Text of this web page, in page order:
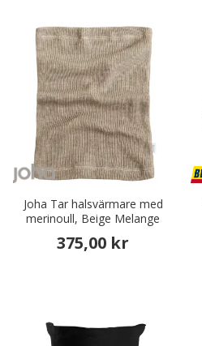
Joha Tar halsvärmare med
merinoull, Beige Melange
375,00 kr